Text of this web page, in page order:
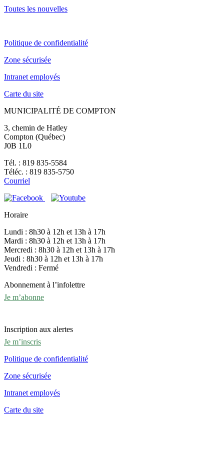
Toutes les nouvelles
Politique de confidentialité
Zone sécurisée
Intranet employés
Carte du site
MUNICIPALITÉ DE COMPTON
3, chemin de Hatley
Compton (Québec)
J0B 1L0
Tél. : 819 835-5584
Téléc. : 819 835-5750
Courriel
Horaire
Lundi : 8h30 à 12h et 13h à 17h
Mardi : 8h30 à 12h et 13h à 17h
Mercredi : 8h30 à 12h et 13h à 17h
Jeudi : 8h30 à 12h et 13h à 17h
Vendredi : Fermé
Abonnement à l’infolettre
Je m’abonne
Inscription aux alertes
Je m’inscris
Politique de confidentialité
Zone sécurisée
Intranet employés
Carte du site